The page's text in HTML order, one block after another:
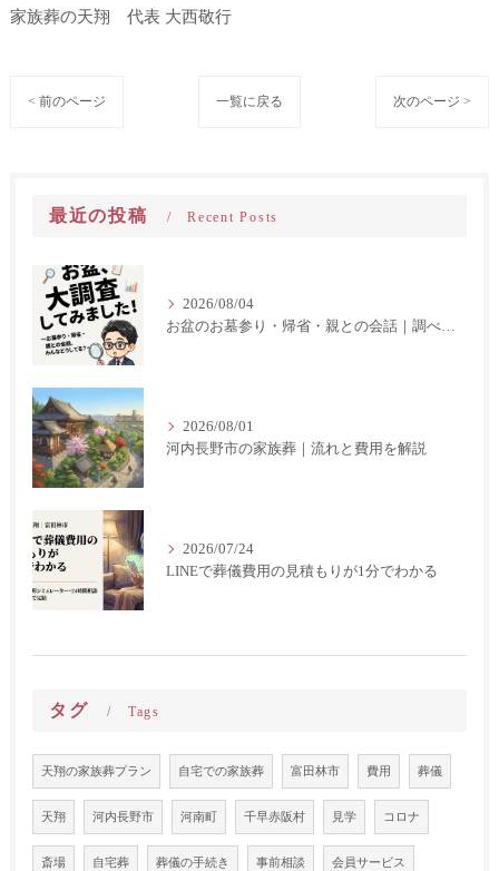
家族葬の天翔 代表 大西敬行
< 前のページ 一覧に戻る 次のページ >
最近の投稿 Recent Posts
2026/08/04
お盆のお墓参り・帰省・親との会話｜調べてみました
2026/08/01
河内長野市の家族葬｜流れと費用を解説
2026/07/24
LINEで葬儀費用の見積もりが1分でわかる
タグ Tags
天翔の家族葬プラン 自宅での家族葬 富田林市 費用 葬儀
天翔 河内長野市 河南町 千早赤阪村 見学 コロナ
斎場 自宅葬 葬儀の手続き 事前相談 会員サービス